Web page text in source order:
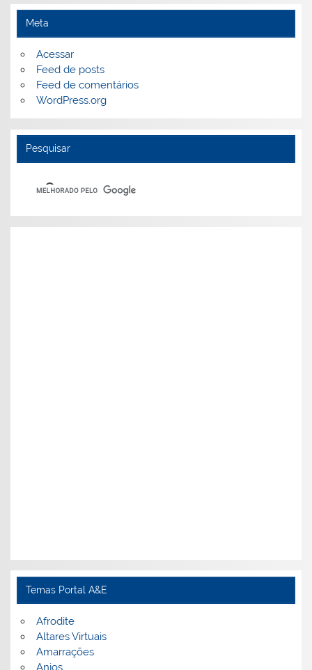
Meta
Acessar
Feed de posts
Feed de comentários
WordPress.org
Pesquisar
Temas Portal A&E
Afrodite
Altares Virtuais
Amarrações
Anjos